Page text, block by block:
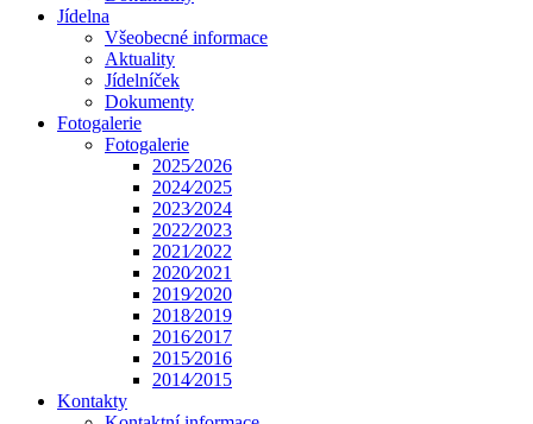
Jídelna
Všeobecné informace
Aktuality
Jídelníček
Dokumenty
Fotogalerie
Fotogalerie
2025⁄2026
2024⁄2025
2023⁄2024
2022⁄2023
2021⁄2022
2020⁄2021
2019⁄2020
2018⁄2019
2016⁄2017
2015⁄2016
2014⁄2015
Kontakty